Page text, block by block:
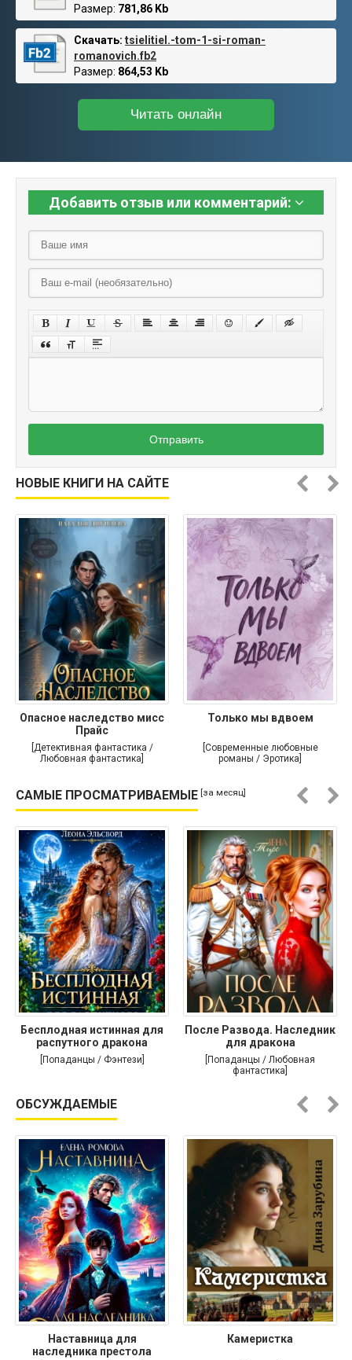
Размер: 781,86 Kb
Скачать: tsielitiel.-tom-1-si-roman-
romanovich.fb2
Размер: 864,53 Kb
Читать онлайн
Добавить отзыв или комментарий:
Отправить
НОВЫЕ КНИГИ НА САЙТЕ
Опасное наследство мисс
Прайс
[Детективная фантастика /
Любовная фантастика]
Только мы вдвоем
[Современные любовные
романы / Эротика]
САМЫЕ ПРОСМАТРИВАЕМЫЕ [за месяц]
Бесплодная истинная для
распутного дракона
[Попаданцы / Фэнтези]
После Развода. Наследник
для дракона
[Попаданцы / Любовная
фантастика]
ОБСУЖДАЕМЫЕ
Наставница для
наследника престола
Камеристка